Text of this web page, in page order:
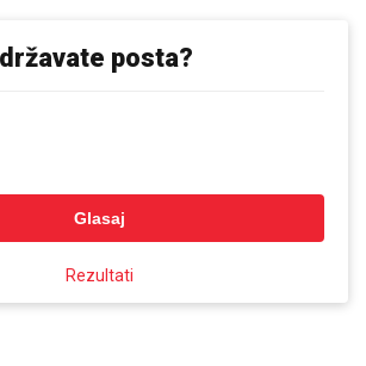
posta?
Glasaj
Rezultati